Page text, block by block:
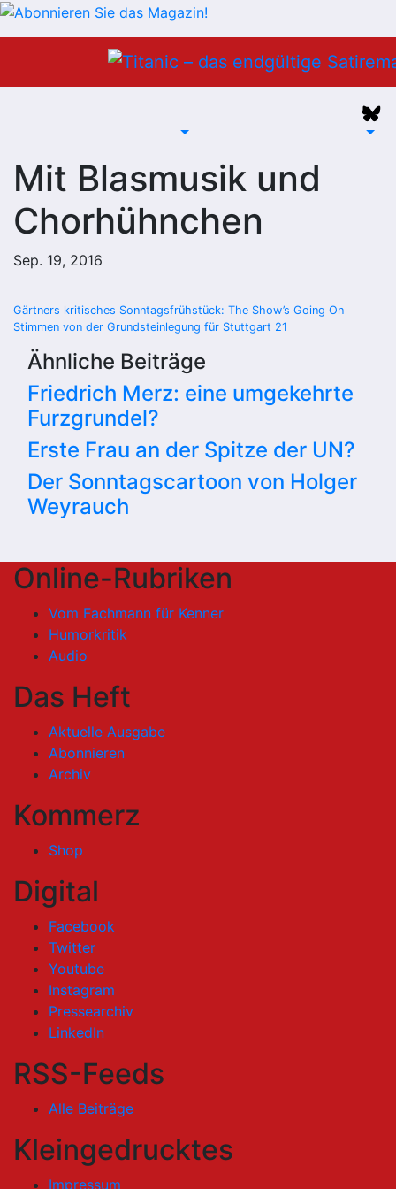
Mit Blasmusik und
Chorhühnchen
Sep. 19, 2016
Beitragsnavigation
Gärtners kritisches Sonntagsfrühstück: The Show’s Going On
Stimmen von der Grundsteinlegung für Stuttgart 21
Ähnliche Beiträge
Friedrich Merz: eine umgekehrte
Furzgrundel?
Erste Frau an der Spitze der UN?
Der Sonntagscartoon von Holger
Weyrauch
Online-Rubriken
Vom Fachmann für Kenner
Humorkritik
Audio
Das Heft
Aktuelle Ausgabe
Abonnieren
Archiv
Kommerz
Shop
Digital
Facebook
Twitter
Youtube
Instagram
Pressearchiv
LinkedIn
RSS-Feeds
Alle Beiträge
Kleingedrucktes
Impressum